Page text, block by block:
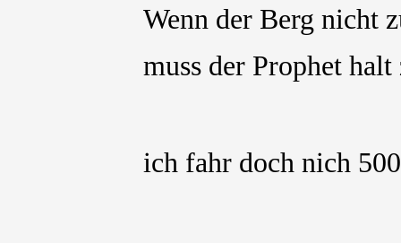
Wenn der Berg nicht
muss der Prophet
ich fahr doch nich